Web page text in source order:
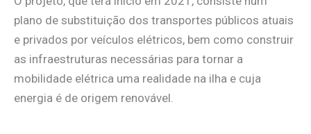
plano de substituição dos transportes públicos atuais
e privados por veículos elétricos, bem como construir
as infraestruturas necessárias para tornar a
mobilidade elétrica uma realidade na ilha e cuja
energia é de origem renovável.